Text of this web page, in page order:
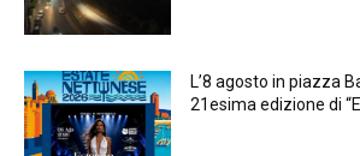
L’8 agosto in piazza
21esima edizione di